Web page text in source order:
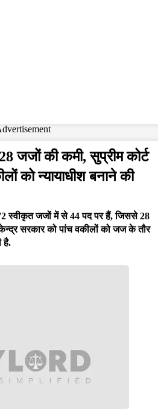
जजों की कमी, सुप्रीम कोर्ट
को न्यायाधीश बनाने की
72 स्वीकृत जजों में से 44 पद पर हैं, जिससे 28
सरकार को पांच वकीलों को जज के तौर
है.